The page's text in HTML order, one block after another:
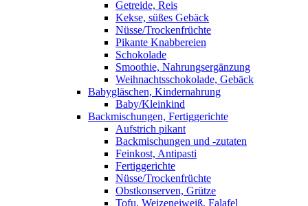
Getreide, Reis
Kekse, süßes Gebäck
Nüsse/Trockenfrüchte
Pikante Knabbereien
Schokolade
Smoothie, Nahrungsergänzung
Weihnachtsschokolade, Gebäck
Babygläschen, Kindernahrung
Baby/Kleinkind
Backmischungen, Fertiggerichte
Aufstrich pikant
Backmischungen und -zutaten
Feinkost, Antipasti
Fertiggerichte
Nüsse/Trockenfrüchte
Obstkonserven, Grütze
Tofu, Weizeneiweiß, Falafel